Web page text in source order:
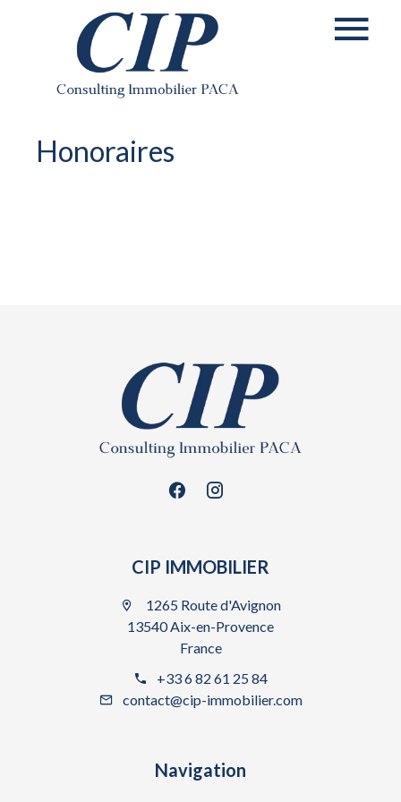
Honoraires
CIP IMMOBILIER
1265 Route d'Avignon
13540 Aix-en-Provence
France
+33 6 82 61 25 84
contact@cip-immobilier.com
Navigation